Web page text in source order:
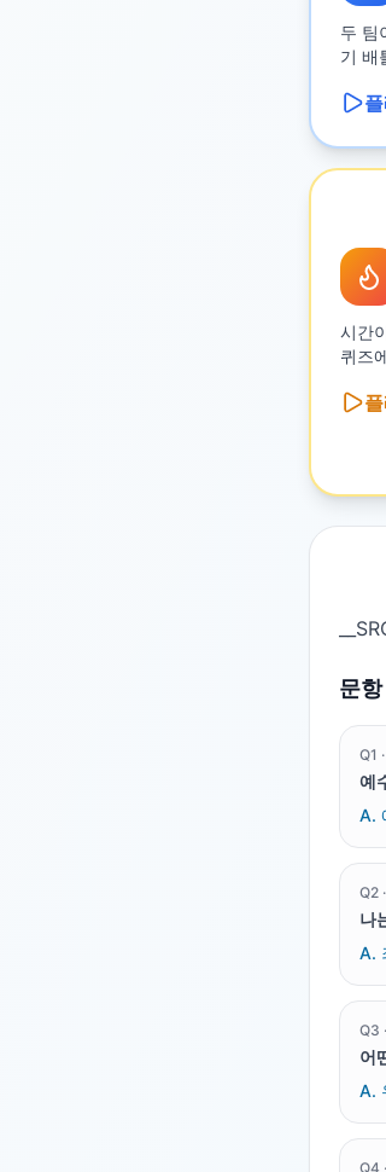
두 팀
기 배
시간
퀴즈
문
Q1 ·
예
A.
Q2 ·
나
A.
Q3 ·
어
A.
Q4 ·